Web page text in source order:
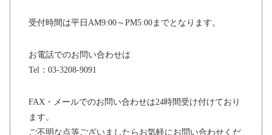
受付時間は平日AM9:00～PM5:00までとなります。
お電話でのお問い合わせは
Tel：03-3208-9091
FAX・メールでのお問い合わせは24時間受け付けており
ます。
ご不明な点等ございましたらお気軽にお問い合わせくだ